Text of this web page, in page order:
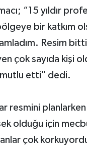
“15 yıldır
bir katkım
Resim
çok sayıda kişi
etti" dedi.
resmini
olduğu için
çok